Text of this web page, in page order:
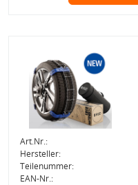
Art.Nr.:
Hersteller:
Teilenummer:
EAN-Nr.: